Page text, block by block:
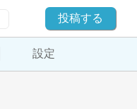
投稿する
設定